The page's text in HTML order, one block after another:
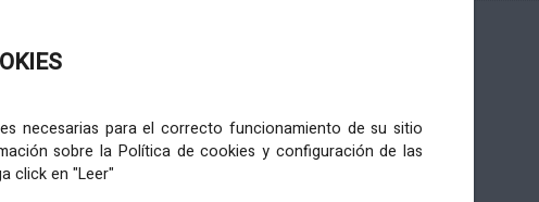
necesarias para el correcto funcionamiento de su sitio
sobre la Política de cookies y configuración de las
click en "Leer"
no logotipo